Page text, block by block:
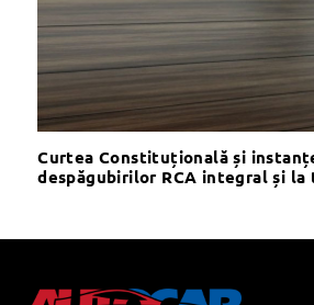
Curtea Constituțională și
despăgubirilor RCA integral și la